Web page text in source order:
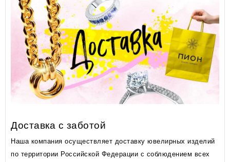
Доставка с заботой
Наша компания осуществляет доставку ювелирных изделий
по территории Российской Федерации с соблюдением всех